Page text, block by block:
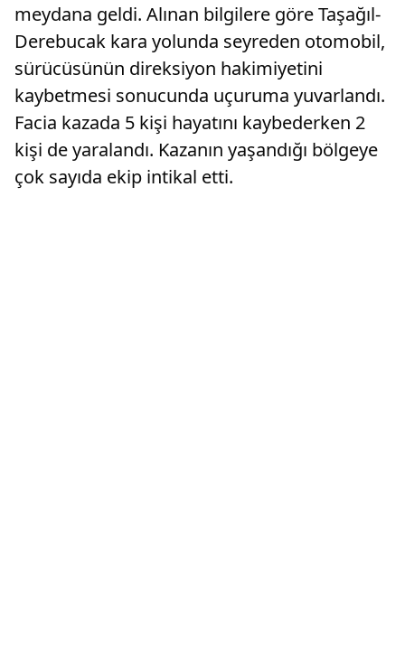
meydana geldi. Alınan bilgilere göre Taşağıl-
Derebucak kara yolunda seyreden otomobil,
sürücüsünün direksiyon hakimiyetini
kaybetmesi sonucunda uçuruma yuvarlandı.
Facia kazada 5 kişi hayatını kaybederken 2
kişi de yaralandı. Kazanın yaşandığı bölgeye
çok sayıda ekip intikal etti.